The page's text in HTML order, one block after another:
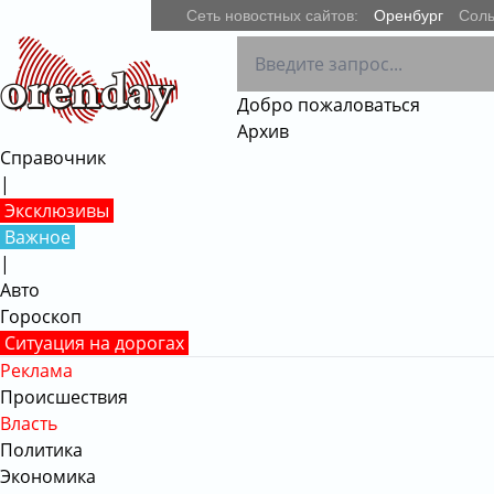
Сеть новостных сайтов: Оренбург
Добро пожаловаться
Архив
Справочник
|
Эксклюзивы
Важное
|
Авто
Гороскоп
Ситуация на дорогах
Реклама
Происшествия
Власть
Политика
Экономика